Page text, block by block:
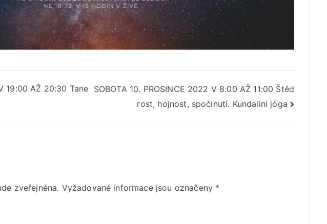
19:00 AŽ 20:30 Tane SOBOTA 10. PROSINCE 2022 V 8:00 AŽ 11:00 Štěd
rost, hojnost, spočinutí. Kundalini jóga
zveřejněna. Vyžadované informace jsou označeny *